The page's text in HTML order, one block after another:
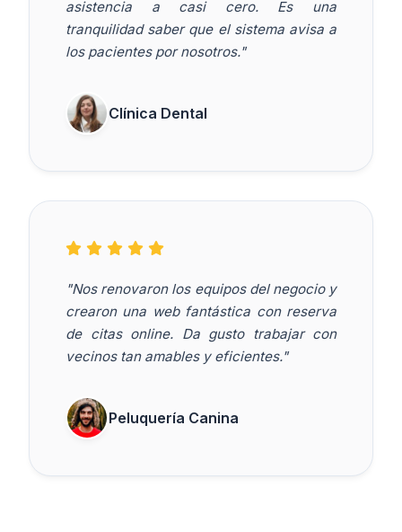
asistencia a casi cero. Es una
tranquilidad saber que el sistema avisa a
los pacientes por nosotros."
Clínica Dental
"Nos renovaron los equipos del negocio y
crearon una web fantástica con reserva
de citas online. Da gusto trabajar con
vecinos tan amables y eficientes."
Peluquería Canina